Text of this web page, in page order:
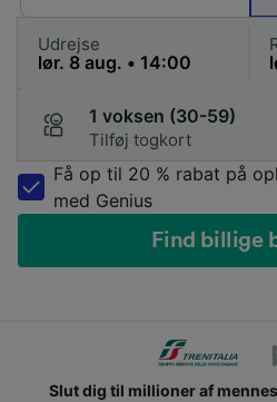
Udrejse
1 voksen (30-59)
Tilføj togkort
Få op til 20 % rabat på
med Genius
Find billige
Slut dig til millioner af